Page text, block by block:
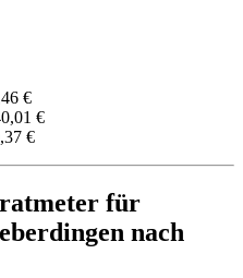
€
€
€
für
nach